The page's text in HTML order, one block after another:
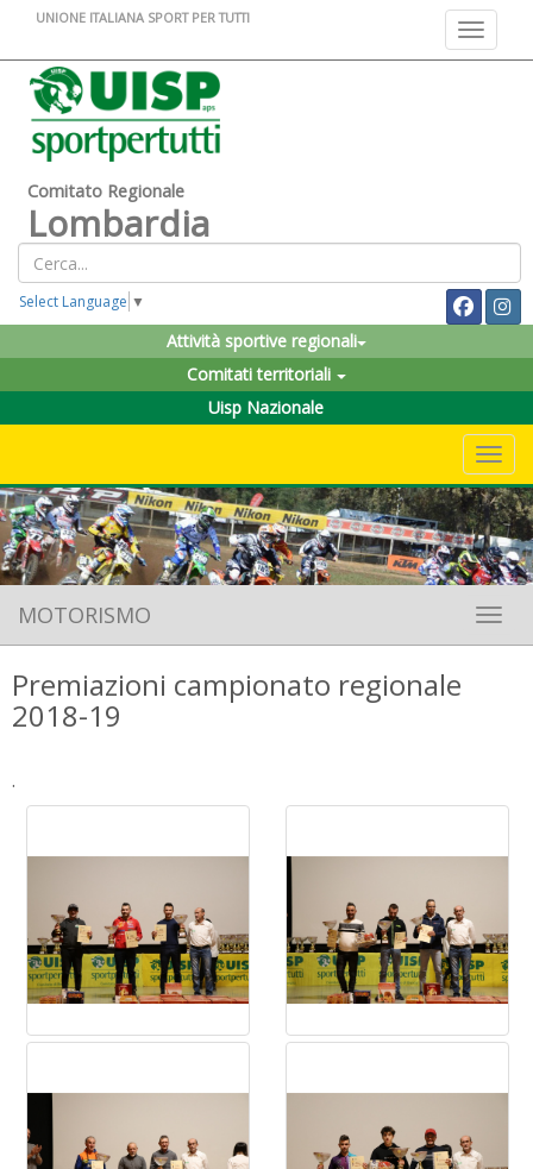
Toggle
UNIONE ITALIANA SPORT PER TUTTI
Comitato Regionale
Lombardia
Select Language ▼
Attività sportive regionali
Comitati territoriali
Uisp Nazionale
MOTORISMO
Premiazioni campionato regionale
2018-19
.